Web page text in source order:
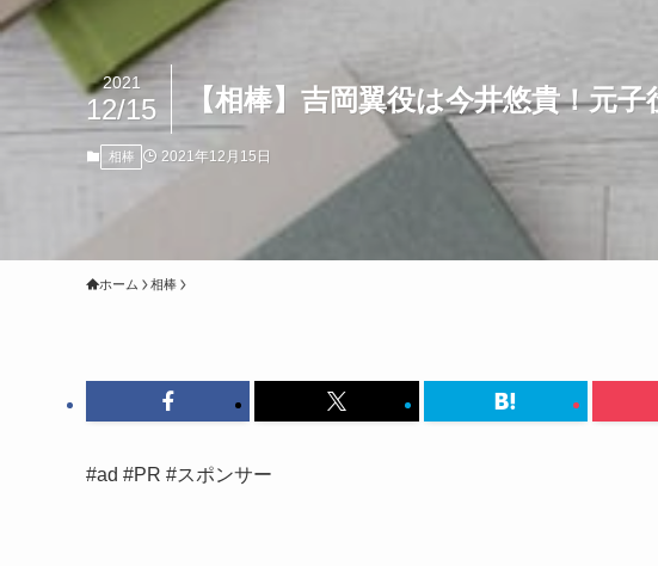
【相棒】吉岡翼役は今井悠貴！元
2021
12/15
相棒 2021年12月15日
ホーム 相棒
#ad #PR #スポンサー